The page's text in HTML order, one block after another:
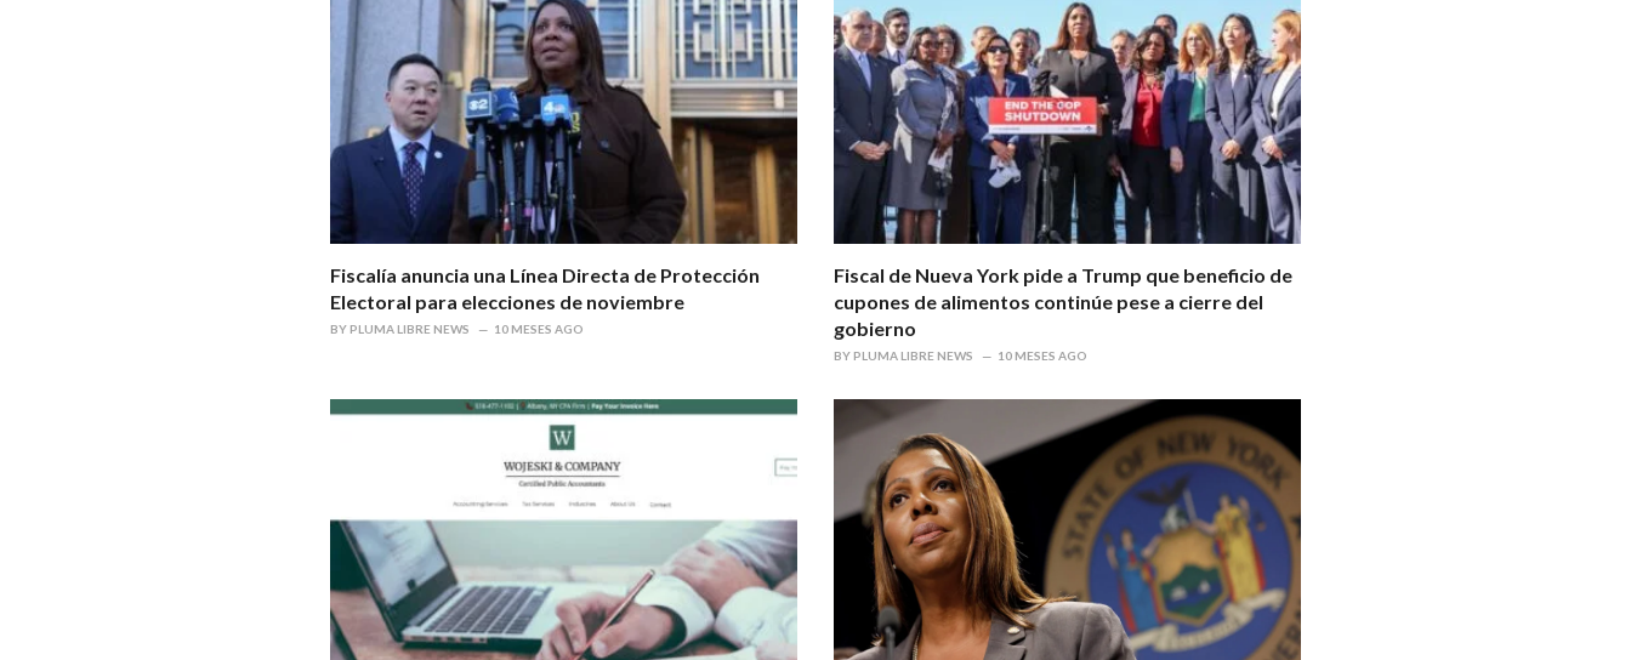
Fiscalía anuncia una Línea Directa de Protección
Electoral para elecciones de noviembre
BY PLUMA LIBRE NEWS 10 MESES AGO
Fiscal de Nueva York pide a Trump que beneficio de
cupones de alimentos continúe pese a cierre del
gobierno
BY PLUMA LIBRE NEWS 10 MESES AGO